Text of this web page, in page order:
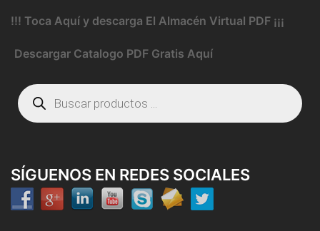
!!! Toca Aquí y descarga El Almacén Virtual PDF ¡¡¡
Descargar Catalogo PDF Gratis Aquí
Búsqueda
de
productos
SÍGUENOS EN REDES SOCIALES